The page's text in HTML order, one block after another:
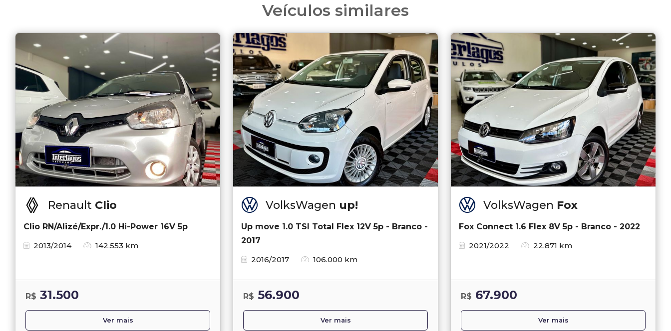
Veículos similares
Renault Clio
Clio RN/Alizé/Expr./1.0 Hi-Power 16V 5p
2013/2014
142.553 km
R$ 31.500
Ver mais
VolksWagen up!
Up move 1.0 TSI Total Flex 12V 5p - Branco -
2017
2016/2017
106.000 km
R$ 56.900
Ver mais
VolksWagen Fox
Fox Connect 1.6 Flex 8V 5p - Branco - 2022
2021/2022
22.871 km
R$ 67.900
Ver mais